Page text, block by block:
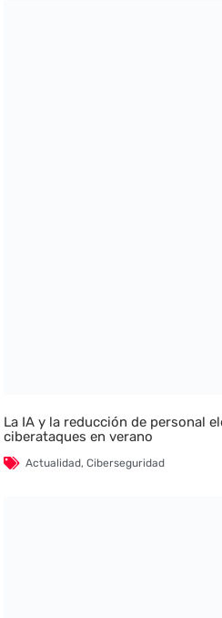
La IA y la reducción de personal
ciberataques en verano
Actualidad,Ciberseguridad